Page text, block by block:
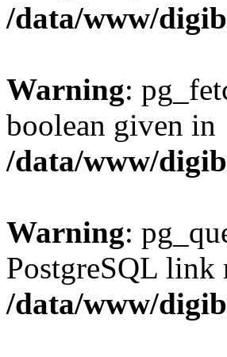
/data/www/
Warning:
boolean given in
/data/www/
Warning:
PostgreSQL link
/data/www/